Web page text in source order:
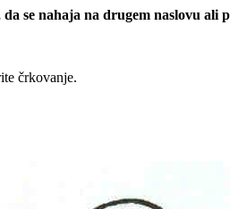
se nahaja na drugem naslovu ali
črkovanje.